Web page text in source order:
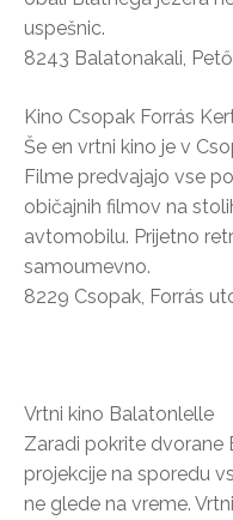
uspešnic.
8243 Balatonakali,
Kino Csopak Forrás
Še en vrtni kino je v
Filme predvajajo vse
običajnih filmov na
avtomobilu. Prijetno
samoumevno.
8229 Csopak, Forrás
Vrtni kino Balatonlelle
Zaradi pokrite
projekcije na sporedu
ne glede na vreme.